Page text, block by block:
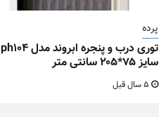
پرده
توری درب و پنجره ابروند مدل ph104
سایز ۷۵*۲۰۵ سانتی متر
5 سال قبل